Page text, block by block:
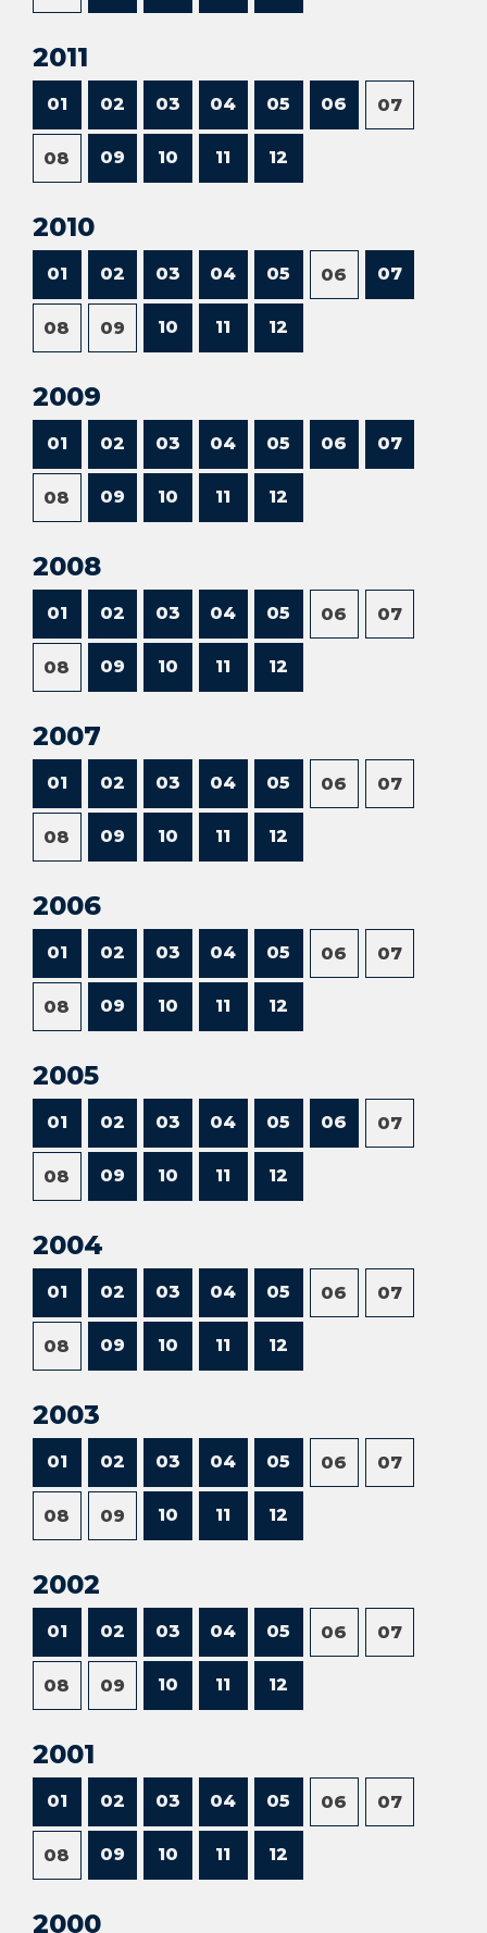
2011
01 02 03 04 05 06 07
08 09 10 11 12
2010
01 02 03 04 05 06 07
08 09 10 11 12
2009
01 02 03 04 05 06 07
08 09 10 11 12
2008
01 02 03 04 05 06 07
08 09 10 11 12
2007
01 02 03 04 05 06 07
08 09 10 11 12
2006
01 02 03 04 05 06 07
08 09 10 11 12
2005
01 02 03 04 05 06 07
08 09 10 11 12
2004
01 02 03 04 05 06 07
08 09 10 11 12
2003
01 02 03 04 05 06 07
08 09 10 11 12
2002
01 02 03 04 05 06 07
08 09 10 11 12
2001
01 02 03 04 05 06 07
08 09 10 11 12
2000